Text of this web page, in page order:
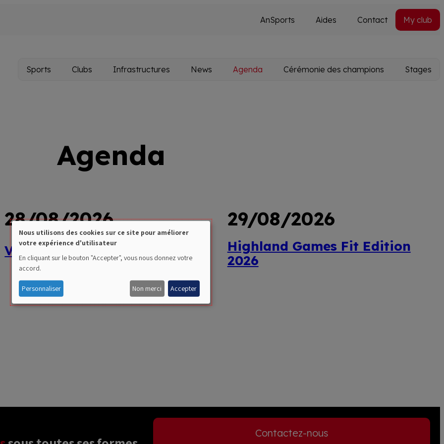
Secondary
AnSports Aides Contact
Utils
My club
Main
Sports Clubs Infrastructures News Agenda Cérémonie des champions Stages
Agenda
28/08/2026
Village italien 2026
Lire
plus
29/08/2026
Highland Games Fit Edition
2026
Contactez-nous
Use
of
personal
data
Nous utilisons des cookies sur ce site pour améliorer
votre expérience d'utilisateur
En cliquant sur le bouton "Accepter", vous nous donnez votre
accord.
Personnaliser Non merci Accepter